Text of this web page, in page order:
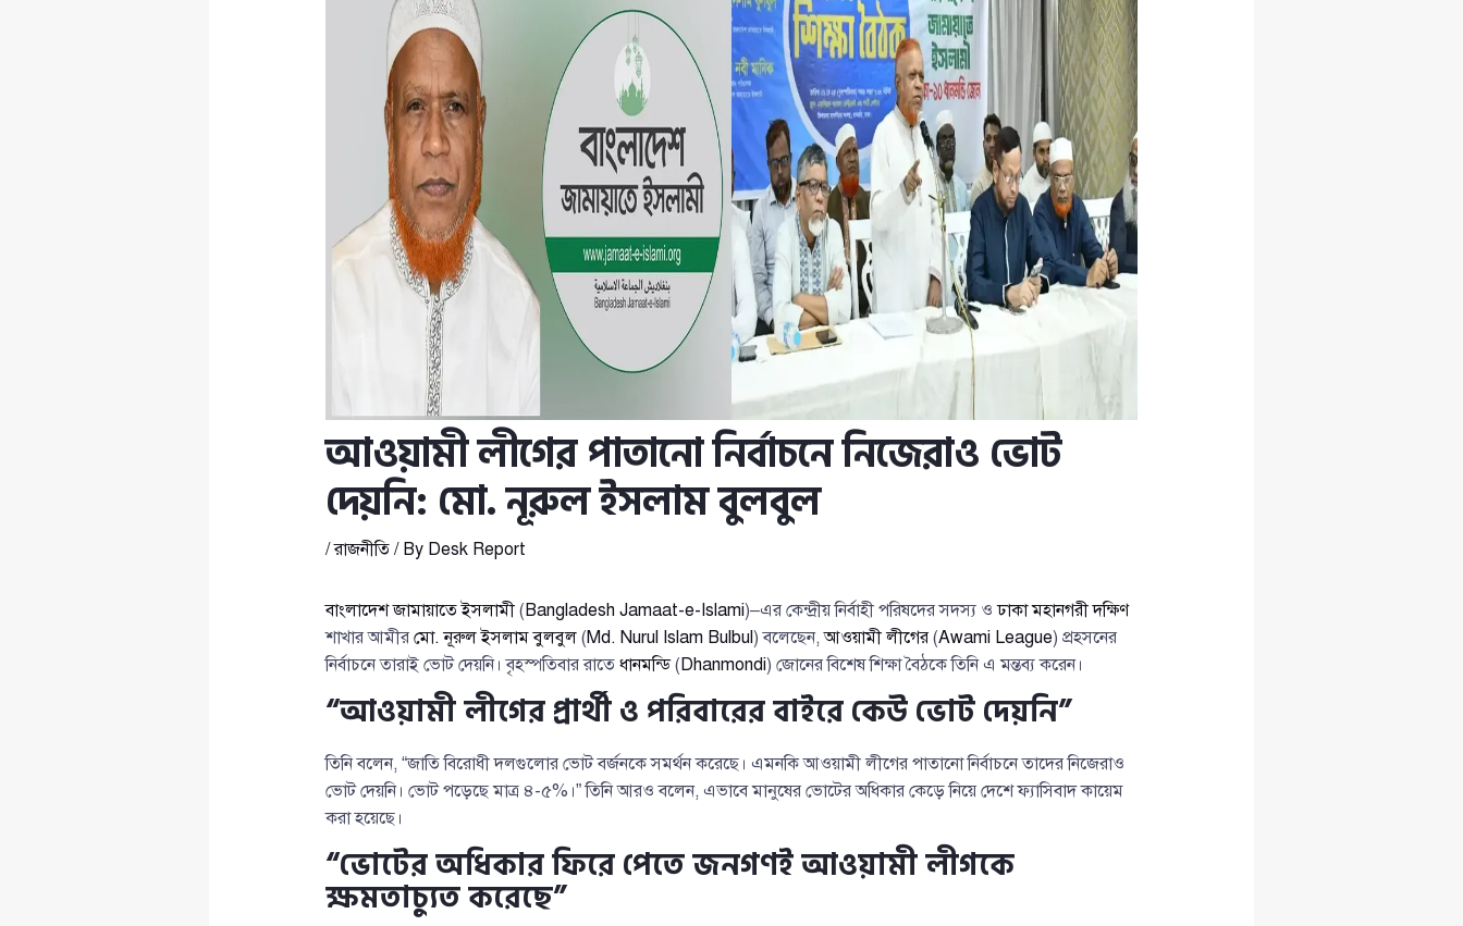
আওয়ামী লীগের পাতানো নির্বাচনে নিজেরাও ভোট
দেয়নি: মো. নূরুল ইসলাম বুলবুল
/রাজনীতি/ By Desk Report
বাংলাদেশ জামায়াতে ইসলামী(Bangladesh Jamaat-e-Islami)–এর কেন্দ্রীয় নির্বাহী পরিষদের সদস্য ওঢাকা মহানগরী দক্ষিণ
শাখার আমীর মো. নূরুল ইসলাম বুলবুল(Md. Nurul Islam Bulbul) বলেছেন,আওয়ামী লীগের(Awami League) প্রহসনের
নির্বাচনে তারাই ভোট দেয়নি। বৃহস্পতিবার রাতে ধানমন্ডি(Dhanmondi) জোনের বিশেষ শিক্ষা বৈঠকে তিনি এ মন্তব্য করেন।
“আওয়ামী লীগের প্রার্থী ও পরিবারের বাইরে কেউ ভোট দেয়নি”
তিনি বলেন, “জাতি বিরোধী দলগুলোর ভোট বর্জনকে সমর্থন করেছে। এমনকি আওয়ামী লীগের পাতানো নির্বাচনে তাদের নিজেরাও
ভোট দেয়নি। ভোট পড়েছে মাত্র ৪-৫%।” তিনি আরও বলেন, এভাবে মানুষের ভোটের অধিকার কেড়ে নিয়ে দেশে ফ্যাসিবাদ কায়েম
করা হয়েছে।
“ভোটের অধিকার ফিরে পেতে জনগণই আওয়ামী লীগকে
ক্ষমতাচ্যুত করেছে”